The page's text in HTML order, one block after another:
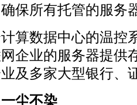
保所有托管的服务
数据中心的温控
企业的服务器提供
及多家大型银行、
尘不染